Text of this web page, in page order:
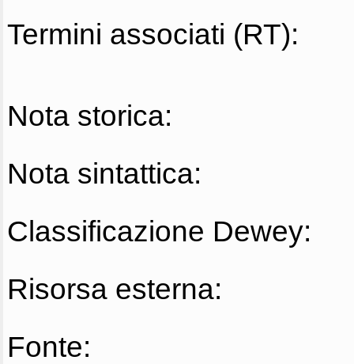
Termini associati (RT):
Nota storica:
Nota sintattica:
Classificazione Dewey:
Risorsa esterna:
Fonte: